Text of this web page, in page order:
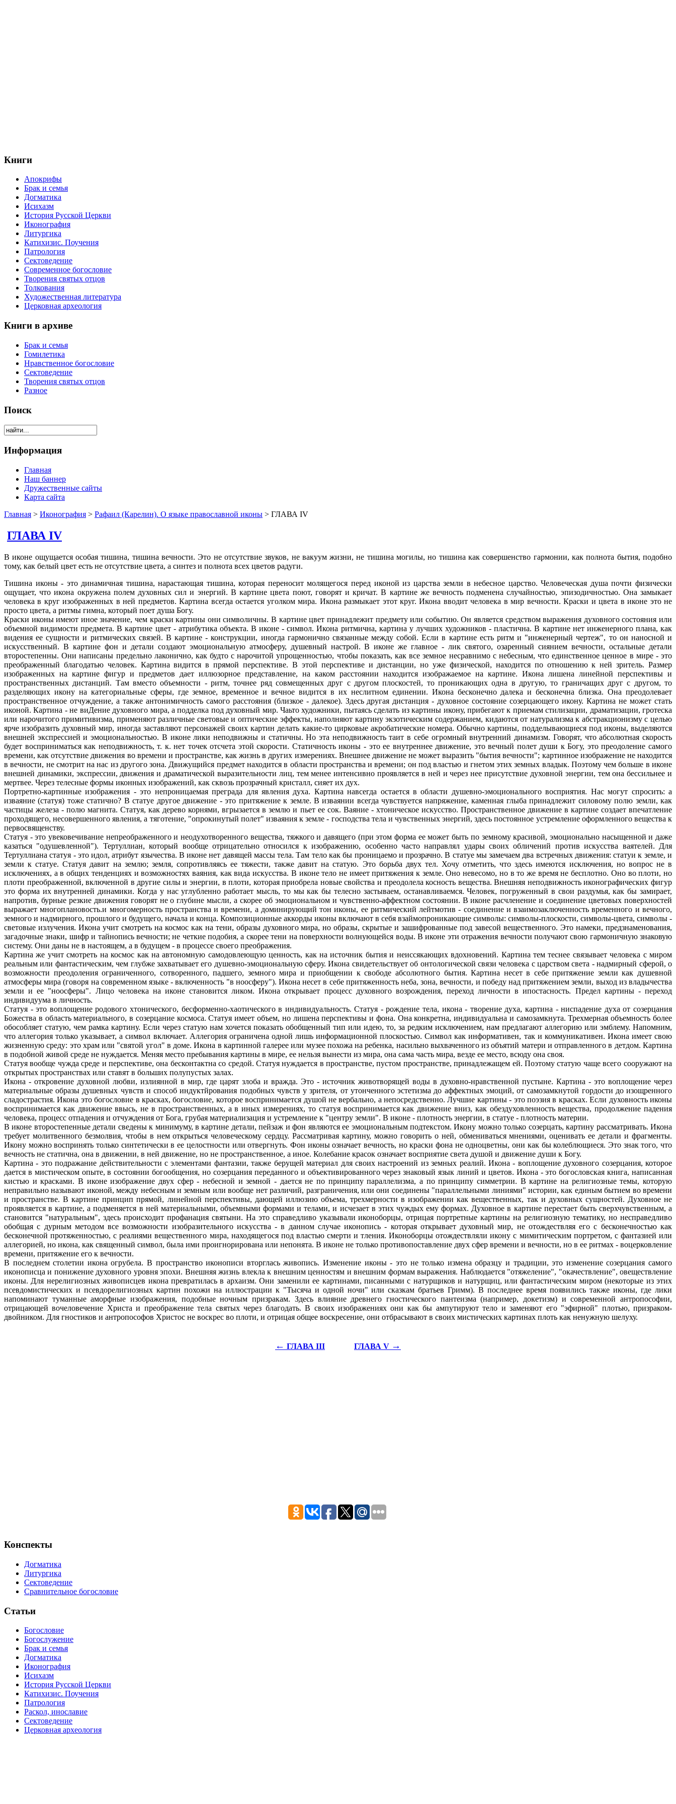
Книги
Апокрифы
Брак и семья
Догматика
Исихазм
История Русской Церкви
Иконография
Литургика
Катихизис. Поучения
Патрология
Сектоведение
Современное богословие
Творения святых отцов
Толкования
Художественная литература
Церковная археология
Книги в архиве
Брак и семья
Гомилетика
Нравственное богословие
Сектоведение
Творения святых отцов
Разное
Поиск
Информация
Главная
Наш баннер
Дружественные сайты
Карта сайта
Главная > Иконография > Рафаил (Карелин). О языке православной иконы > ГЛАВА IV
ГЛАВА IV
В иконе ощущается особая тишина, тишина вечности. Это не отсутствие звуков, не вакуум жизни, не тишина могилы, но тишина как совершенство гармонии, как полнота бытия, подобно
тому, как белый цвет есть не отсутствие цвета, а синтез и полнота всех цветов радуги.
Тишина иконы - это динамичная тишина, нарастающая тишина, которая переносит молящегося перед иконой из царства земли в небесное царство. Человеческая душа почти физически
ощущает, что икона окружена полем духовных сил и энергий. В картине цвета поют, говорят и кричат. В картине же вечность подменена случайностью, эпизодичностью. Она замыкает
человека в круг изображенных в ней предметов. Картина всегда остается уголком мира. Икона размыкает этот круг. Икона вводит человека в мир вечности. Краски и цвета в иконе это не
просто цвета, а ритмы гимна, который поет душа Богу.
Краски иконы имеют иное значение, чем краски картины они символичны. В картине цвет принадлежит предмету или событию. Он является средством выражения духовного состояния или
объемной видимости предмета. В картине цвет - атрибутика объекта. В иконе - символ. Икона ритмична, картина у лучших художников - пластична. В картине нет инженерного плана, как
видения ее сущности и ритмических связей. В картине - конструкции, иногда гармонично связанные между собой. Если в картине есть ритм и "инженерный чертеж", то он наносной и
искусственный. В картине фон и детали создают эмоциональную атмосферу, душевный настрой. В иконе же главное - лик святого, озаренный сиянием вечности, остальные детали
второстепенны. Они написаны предельно лаконично, как будто с нарочитой упрощенностью, чтобы показать, как все земное несравнимо с небесным, что единственное ценное в мире - это
преображенный благодатью человек. Картина видится в прямой перспективе. В этой перспективе и дистанции, но уже физической, находится по отношению к ней зритель. Размер
изображенных на картине фигур и предметов дает иллюзорное представление, на каком расстоянии находится изображаемое на картине. Икона лишена линейной перспективы и
пространственных дистанций. Там вместо объемности - ритм, точнее ряд совмещенных друг с другом плоскостей, то проникающих одна в другую, то граничащих друг с другом, то
разделяющих икону на категориальные сферы, где земное, временное и вечное видится в их неслитном единении. Икона бесконечно далека и бесконечна близка. Она преодолевает
пространственное отчуждение, а также антонимичность самого расстояния (близкое - далекое). Здесь другая дистанция - духовное состояние созерцающего икону. Картина не может стать
иконой. Картина - не виДение духовного мира, а подделка под духовный мир. Чаьто художники, пытаясь сделать из картины икону, прибегают к приемам стилизации, драматизации, гротеска
или нарочитого примитивизма, применяют различные световые и оптические эффекты, наполняют картину экзотическим содержанием, кидаются от натурализма к абстракционизму с целью
ярче изобразить духовный мир, иногда заставляют персонажей своих картин делать какие-то цирковые акробатические номера. Обычно картины, подделывающиеся под иконы, выделяются
внешней экспрессией и эмоциональностью. В иконе лики неподвижны и статичны. Но эта неподвижность таит в себе огромный внутренний динамизм. Говорят, что абсолютная скорость
будет восприниматься как неподвижность, т. к. нет точек отсчета этой скорости. Статичность иконы - это ее внутреннее движение, это вечный полет души к Богу, это преодоление самого
времени, как отсутствие движения во времени и пространстве, как жизнь в других измерениях. Внешнее движение не может выразить "бытия вечности"; картинное изображение не находится
в вечности, не смотрит на нас из другого зона. Движущийся предмет находится в области пространства и времени; он под властью и гнетом этих земных владык. Поэтому чем больше в иконе
внешней динамики, экспрессии, движения и драматической выразительности лиц, тем менее интенсивно проявляется в ней и через нее присутствие духовной энергии, тем она бессильнее и
мертвее. Через телесные формы иконных изображений, как сквозь прозрачный кристалл, сияет их дух.
Портретно-картинные изображения - это непроницаемая преграда для явления духа. Картина навсегда остается в области душевно-эмоционального восприятия. Нас могут спросить: а
изваяние (статуя) тоже статично? В статуе другое движение - это притяжение к земле. В изваянии всегда чувствуется напряжение, каменная глыба принадлежит силовому полю земли, как
частицы железа - полю магнита. Статуя, как дерево корнями, вгрызается в землю и пьет ее сок. Ваяние - хтоническое искусство. Пространственное движение в картине создает впечатление
проходящего, несовершенного явления, а тяготение, "опрокинутый полет" изваяния к земле - господства тела и чувственных энергий, здесь постоянное устремление оформленного вещества к
первосвященству.
Статуя - это увековечивание непреображенного и неодухотворенного вещества, тяжкого и давящего (при этом форма ее может быть по земному красивой, эмоционально насыщенной и даже
казаться "одушевленной"). Тертуллиан, который вообще отрицательно относился к изображению, особенно часто направлял удары своих обличений против искусства ваятелей. Для
Тертуллиана статуя - это идол, атрибут язычества. В иконе нет давящей массы тела. Там тело как бы проницаемо и прозрачно. В статуе мы замечаем два встречных движения: статуи к земле, и
земли к статуе. Статуя давит на землю; земля, сопротивляясь ее тяжести, также давит на статую. Это борьба двух тел. Хочу отметить, что здесь имеются исключения, но вопрос не в
исключениях, а в общих тенденциях и возможностях ваяния, как вида искусства. В иконе тело не имеет притяжения к земле. Оно невесомо, но в то же время не бесплотно. Оно во плоти, но
плоти преображенной, включенной в другие силы и энергии, в плоти, которая приобрела новые свойства и преодолела косность вещества. Внешняя неподвижность иконографических фигур
это форма их внутренней динамики. Когда у нас углубленно работает мысль, то мы как бы телесно застываем, останавливаемся. Человек, погруженный в свои раздумья, как бы замирает,
напротив, бурные резкие движения говорят не о глубине мысли, а скорее об эмоциональном и чувственно-аффектном состоянии. В иконе расчленение и соединение цветовых поверхностей
выражает многоплановость.и многомерность пространства и времени, а доминирующий тон иконы, ее ритмический лейтмотив - соединение и взаимозаключенность временного и вечного,
земного и надмирного, прошлого и будущего, начала и конца. Композиционные аккорды иконы включают в себя взаймопроникающие символы: символы-плоскости, символы-цвета, символы -
световые излучения. Икона учит смотреть на космос как на тени, образы духовного мира, но образы, скрытые и зашифрованные под завесой вещественного. Это намеки, предзнаменования,
загадочные знаки, шифр и тайнопись вечности; не четкие подобия, а скорее тени на поверхности волнующейся воды. В иконе эти отражения вечности получают свою гармоничную знаковую
систему. Они даны не в настоящем, а в будущем - в процессе своего преображения.
Картина же учит смотреть на космос как на автономную самодовлеющую ценность, как на источник бытия и неиссякающих вдохновений. Картина тем теснее связывает человека с миром
реальным или фантастическим, чем глубже захватывает его душевно-эмоциональную сферу. Икона свидетельствует об онтологической связи человека с царством света - надмирный сферой, о
возможности преодоления ограниченного, сотворенного, падшего, земного мира и приобщении к свободе абсолютного бытия. Картина несет в себе притяжение земли как душевной
атмосферы мира (говоря на современном языке - включенность "в ноосферу"). Икона несет в себе притяженность неба, зона, вечности, и победу над притяжением земли, выход из владычества
земли и ее "ноосферы". Лицо человека на иконе становится ликом. Икона открывает процесс духовного возрождения, переход личности в ипостасность. Предел картины - переход
индивидуума в личность.
Статуя - это воплощение родового хтонического, бесформенно-хаотического в индивидуальность. Статуя - рождение тела, икона - творение духа, картина - ниспадение духа от созерцания
Божества в область материального, в созерцание космоса. Статуя имеет объем, но лишена перспективы и фона. Она конкретна, индивидуальна и самозамкнута. Трехмерная объемность более
обособляет статую, чем рамка картину. Если через статую нам хочется показать обобщенный тип или идею, то, за редким исключением, нам предлагают аллегорию или эмблему. Напомним,
что аллегория только указывает, а символ включает. Аллегория ограничена одной лишь информационной плоскостью. Символ как информативен, так и коммуникативен. Икона имеет свою
жизненную среду: это храм или "святой угол" в доме. Икона в картинной галерее или музее похожа на ребенка, насильно выхваченного из объятий матери и отправленного в детдом. Картина
в подобной живой среде не нуждается. Меняя место пребывания картины в мире, ее нельзя вынести из мира, она сама часть мира, везде ее место, всюду она своя.
Статуя вообще чужда среде и перспективе, она бесконтактна со средой. Статуя нуждается в пространстве, пустом пространстве, принадлежащем ей. Поэтому статую чаще всего сооружают на
открытых пространствах или ставят в больших полупустых залах.
Икона - откровение духовной любви, излиянной в мир, где царят злоба и вражда. Это - источник животворящей воды в духовно-нравственной пустыне. Картина - это воплощение через
материальные образы душевных чувств и способ индуктйрования подобных чувств у зрителя, от утонченного эстетизма до аффектных эмоций, от самозамкнутой гордости до изощренного
сладострастия. Икона это богословие в красках, богословие, которое воспринимается душой не вербально, а непосредственно. Лучшие картины - это поэзия в красках. Если духовность иконы
воспринимается как движение ввысь, не в пространственных, а в иных измерениях, то статуя воспринимается как движение вниз, как обездуховленность вещества, продолжение падения
человека, процесс отпадения и отчуждения от Бога, грубая материализация и устремление к "центру земли". В иконе - плотность энергии, в статуе - плотность материи.
В иконе второстепенные детали сведены к минимуму, в картине детали, пейзаж и фон являются ее эмоциональным подтекстом. Икону можно только созерцать, картину рассматривать. Икона
требует молитвенного безмолвия, чтобы в нем открыться человеческому сердцу. Рассматривая картину, можно говорить о ней, обмениваться мнениями, оценивать ее детали и фрагменты.
Икону можно воспринять только синтетически в ее целостности или отвергнуть. Фон иконы означает вечность, но краски фона не одноцветны, они как бы колеблющиеся. Это знак того, что
вечность не статична, она в движении, в ней движение, но не пространственное, а иное. Колебание красок означает восприятие света душой и движение души к Богу.
Картина - это подражание действительности с элементами фантазии, также берущей материал для своих настроений из земных реалий. Икона - воплощение духовного созерцания, которое
дается в мистическом опыте, в состоянии богообщения, но созерцания переданного и объективированного через знаковый язык линий и цветов. Икона - это богословская книга, написанная
кистью и красками. В иконе изображение двух сфер - небесной и земной - дается не по принципу параллелизма, а по принципу симметрии. В картине на религиозные темы, которую
неправильно называют иконой, между небесным и земным или вообще нет различий, разграничения, или они соединены "параллельными линиями" истории, как единым бытием во времени
и пространстве. В картине принцип прямой, линейной перспективы, дающей иллюзию объема, трехмерности в изображении как вещественных, так и духовных сущностей. Духовное не
проявляется в картине, а подменяется в ней материальными, объемными формами и телами, и исчезает в этих чуждых ему формах. Духовное в картине перестает быть сверхчувственным, а
становится "натуральным", здесь происходит профанация святыни. На это справедливо указывали иконоборцы, отрицая портретные картины на религиозную тематику, но несправедливо
обобщая с дурным методом все возможности изобразительного искусства - в данном случае иконопись - которая открывает духовный мир, не отождествляя его с бесконечностью как
бесконечной протяженностью, с реалиями вещественного мира, находящегося под властью смерти и тления. Иконоборцы отождествляли икону с мимитическим портретом, с фантазией или
аллегорией, но икона, как священный символ, была ими проигнорирована или непонята. В иконе не только противопоставление двух сфер времени и вечности, но в ее ритмах - воцерковление
времени, притяжение его к вечности.
В последнем столетии икона огрубела. В пространство иконописи вторглась живопись. Изменение иконы - это не только измена образцу и традиции, это изменение созерцания самого
иконописца и понижение духовного уровня эпохи. Внешняя жизнь влекла к внешним ценностям и внешним формам выражения. Наблюдается "отяжеление", "окачествление", овеществление
иконы. Для нерелигиозных живописцев икона превратилась в архаизм. Они заменили ее картинами, писанными с натурщиков и натурщиц, или фантастическим миром (некоторые из этих
псевдомистических и псевдорелигиозных картин похожи на иллюстрации к "Тысяча и одной ночи" или сказкам братьев Гримм). В последнее время появились также иконы, где лики
напоминают туманные аморфные изображения, подобные ночным призракам. Здесь влияние древнего гностического пантеизма (например, докетизм) и современной антропософии,
отрицающей вочеловечение Христа и преображение тела святых через благодать. В своих изображениях они как бы ампутируют тело и заменяют его "эфирной" плотью, призраком-
двойником. Для гностиков и антропософов Христос не воскрес во плоти, и отрицая общее воскресение, они отбрасывают в своих мистических картинах плоть как ненужную шелуху.
← ГЛАВА III ГЛАВА V →
Конспекты
Догматика
Литургика
Сектоведение
Сравнительное богословие
Статьи
Богословие
Богослужение
Брак и семья
Догматика
Иконография
Исихазм
История Русской Церкви
Катихизис. Поучения
Патрология
Раскол, инославие
Сектоведение
Церковная археология